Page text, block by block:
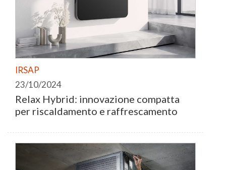
IRSAP
23/10/2024
Relax Hybrid: innovazione compatta
per riscaldamento e raffrescamento